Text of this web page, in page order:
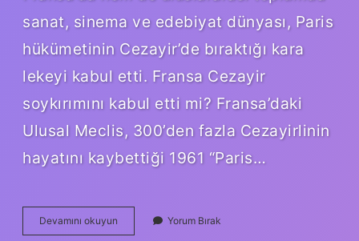
sanat, sinema ve edebiyat dünyası, Paris
hükümetinin Cezayir’de bıraktığı kara
lekeyi kabul etti. Fransa Cezayir
soykırımını kabul etti mi? Fransa’daki
Ulusal Meclis, 300’den fazla Cezayirlinin
hayatını kaybettiği 1961 “Paris…
Devamını okuyun
Cezayirde
Yorum Bırak